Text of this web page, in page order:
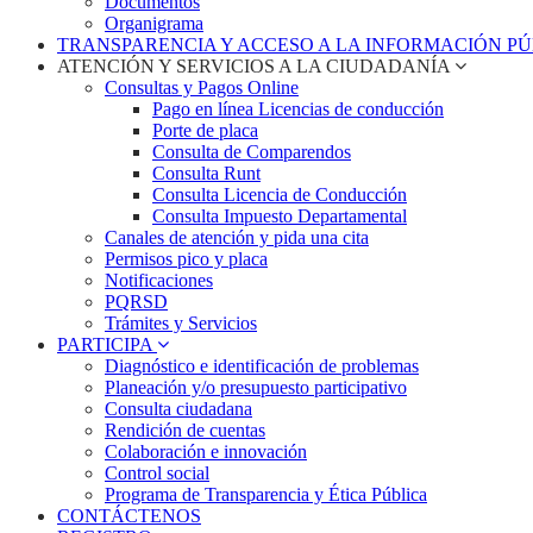
Organigrama
TRANSPARENCIA Y ACCESO A LA INFORMACIÓN
ATENCIÓN Y SERVICIOS A LA CIUDADANÍA
Consultas y Pagos Online
Pago en línea Licencias de conducción
Porte de placa
Consulta de Comparendos
Consulta Runt
Consulta Licencia de Conducción
Consulta Impuesto Departamental
Canales de atención y pida una cita
Permisos pico y placa
Notificaciones
PQRSD
Trámites y Servicios
PARTICIPA
Diagnóstico e identificación de problemas
Planeación y/o presupuesto participativo​
Consulta ciudadana
Rendición de cuentas
Colaboración e innovación
Control social
Programa de Transparencia y Ética Pública
CONTÁCTENOS